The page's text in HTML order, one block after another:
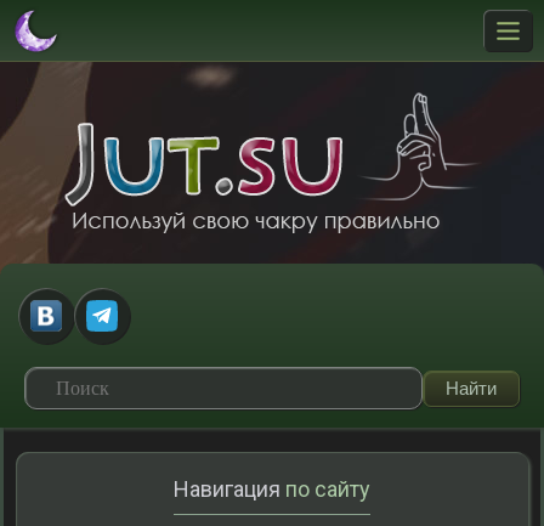
Навигация по сайту